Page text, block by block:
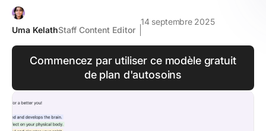
Uma KelathStaff Content Editor
14 septembre 2025
Commencez par utiliser ce modèle gratuit
de plan d'autosoins